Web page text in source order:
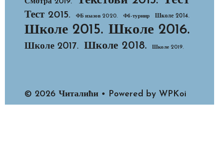
Тест 2015. ФБ изазов 2020. Фб-турнир Школе 2014.
Школе 2015. Школе 2016.
Школе 2017. Школе 2018. Школе 2019.
© 2026 Читалићи • Powered by WPKoi